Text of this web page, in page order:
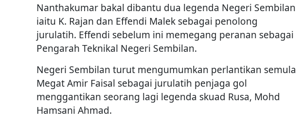
Nanthakumar bakal dibantu dua legenda Negeri Sembilan
iaitu K. Rajan dan Effendi Malek sebagai penolong
jurulatih. Effendi sebelum ini memegang peranan sebagai
Pengarah Teknikal Negeri Sembilan.
Negeri Sembilan turut mengumumkan perlantikan semula
Megat Amir Faisal sebagai jurulatih penjaga gol
menggantikan seorang lagi legenda skuad Rusa, Mohd
Hamsani Ahmad.